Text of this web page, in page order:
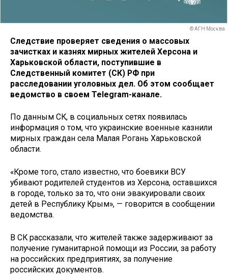
© АГН Москва
Следствие проверяет сведения о массовых
зачистках и казнях мирных жителей Херсона и
Харьковской области, поступившие в
Следственный комитет (СК) РФ при
расследовании уголовных дел. Об этом сообщает
ведомство в своем Telegram-канале.
По данным СК, в социальных сетях появилась
информация о том, что украинские военные казнили
мирных граждан села Малая Рогань Харьковской
области.
«Кроме того, стало известно, что боевики ВСУ
убивают родителей студентов из Херсона, оставшихся
в городе, только за то, что они эвакуировали своих
детей в Республику Крым», — говорится в сообщении
ведомства.
В СК рассказали, что жителей также задерживают за
получение гуманитарной помощи из России, за работу
на российских предприятиях, за получение
российских документов.